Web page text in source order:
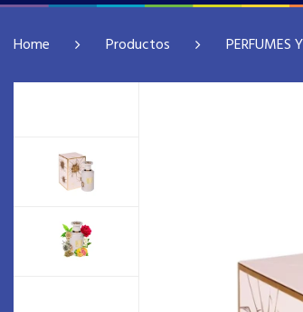
Home Productos PERFUMES